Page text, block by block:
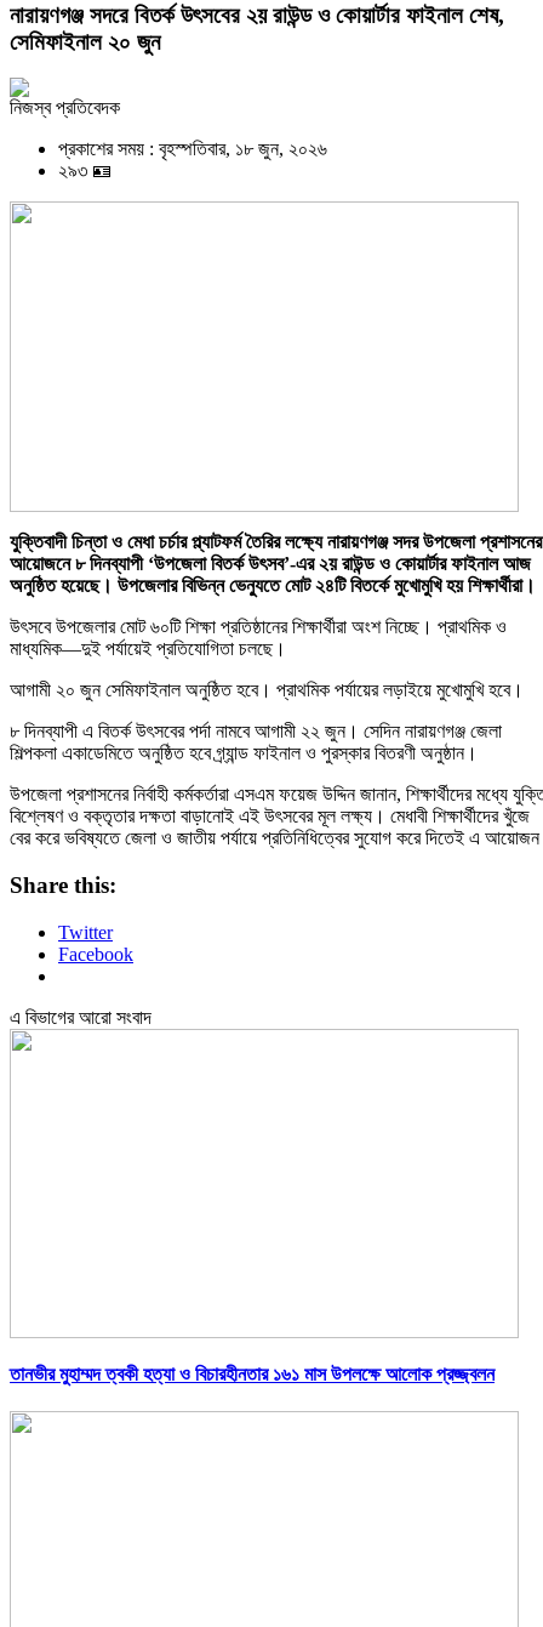
নারায়ণগঞ্জ সদরে বিতর্ক উৎসবের ২য় রাউন্ড ও কোয়ার্টার ফাইনাল শেষ,
সেমিফাইনাল ২০ জুন
নিজস্ব প্রতিবেদক
প্রকাশের সময় : বৃহস্পতিবার, ১৮ জুন, ২০২৬
২৯৩ 🪪
যুক্তিবাদী চিন্তা ও মেধা চর্চার প্ল্যাটফর্ম তৈরির লক্ষ্যে নারায়ণগঞ্জ সদর উপজেলা প্রশাসনের
আয়োজনে ৮ দিনব্যাপী ‘উপজেলা বিতর্ক উৎসব’-এর ২য় রাউন্ড ও কোয়ার্টার ফাইনাল আজ
অনুষ্ঠিত হয়েছে। উপজেলার বিভিন্ন ভেন্যুতে মোট ২৪টি বিতর্কে মুখোমুখি হয় শিক্ষার্থীরা।
উৎসবে উপজেলার মোট ৬০টি শিক্ষা প্রতিষ্ঠানের শিক্ষার্থীরা অংশ নিচ্ছে। প্রাথমিক ও
মাধ্যমিক—দুই পর্যায়েই প্রতিযোগিতা চলছে।
আগামী ২০ জুন সেমিফাইনাল অনুষ্ঠিত হবে। প্রাথমিক পর্যায়ের লড়াইয়ে মুখোমুখি হবে।
৮ দিনব্যাপী এ বিতর্ক উৎসবের পর্দা নামবে আগামী ২২ জুন। সেদিন নারায়ণগঞ্জ জেলা
শিল্পকলা একাডেমিতে অনুষ্ঠিত হবে গ্র্যান্ড ফাইনাল ও পুরস্কার বিতরণী অনুষ্ঠান।
উপজেলা প্রশাসনের নির্বাহী কর্মকর্তারা এসএম ফয়েজ উদ্দিন জানান, শিক্ষার্থীদের মধ্যে
বিশ্লেষণ ও বক্তৃতার দক্ষতা বাড়ানোই এই উৎসবের মূল লক্ষ্য। মেধাবী শিক্ষার্থীদের খুঁজে
বের করে ভবিষ্যতে জেলা ও জাতীয় পর্যায়ে প্রতিনিধিত্বের সুযোগ করে দিতেই এ
Share this:
Twitter
Facebook
এ বিভাগের আরো সংবাদ
তানভীর মুহাম্মদ ত্বকী হত্যা ও বিচারহীনতার ১৬১ মাস উপলক্ষে আলোক প্রজ্জ্বলন